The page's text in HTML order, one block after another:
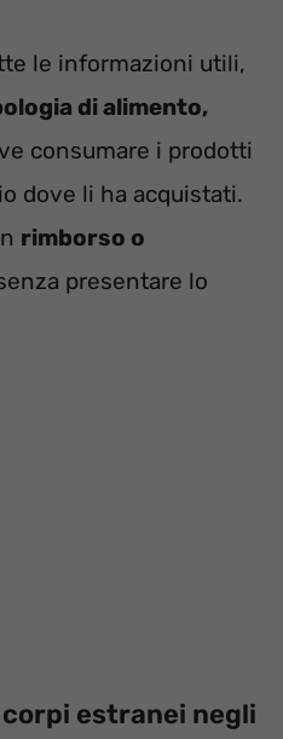
le informazioni utili,
di alimento,
consumare i prodotti
dove li ha acquistati.
rimborso o
presentare lo
estranei negli